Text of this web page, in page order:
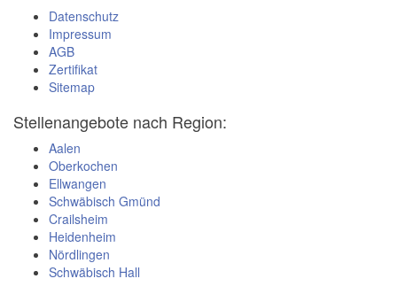
Datenschutz
Impressum
AGB
Zertifikat
Sitemap
Stellenangebote nach Region:
Aalen
Oberkochen
Ellwangen
Schwäbisch Gmünd
Crailsheim
Heidenheim
Nördlingen
Schwäbisch Hall